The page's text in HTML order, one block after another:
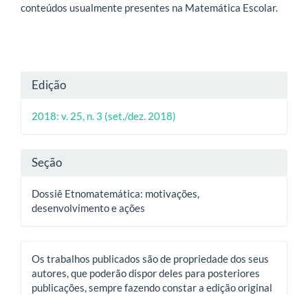
conteúdos usualmente presentes na Matemática Escolar.
Detalhes
do
Edição
2018: v. 25, n. 3 (set./dez. 2018)
Seção
Dossiê Etnomatemática: motivações,
desenvolvimento e ações
Os trabalhos publicados são de propriedade dos seus
autores, que poderão dispor deles para posteriores
publicações, sempre fazendo constar a edição original